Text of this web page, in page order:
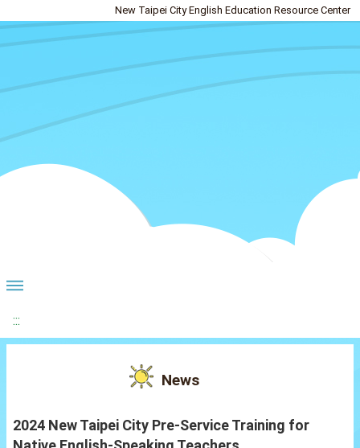
New Taipei City English Education Resource Center
:::
News
2024 New Taipei City Pre-Service Training for